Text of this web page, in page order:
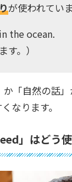
が使われていま
the ocean.
す。）
「自然の話
なります。
」はどう